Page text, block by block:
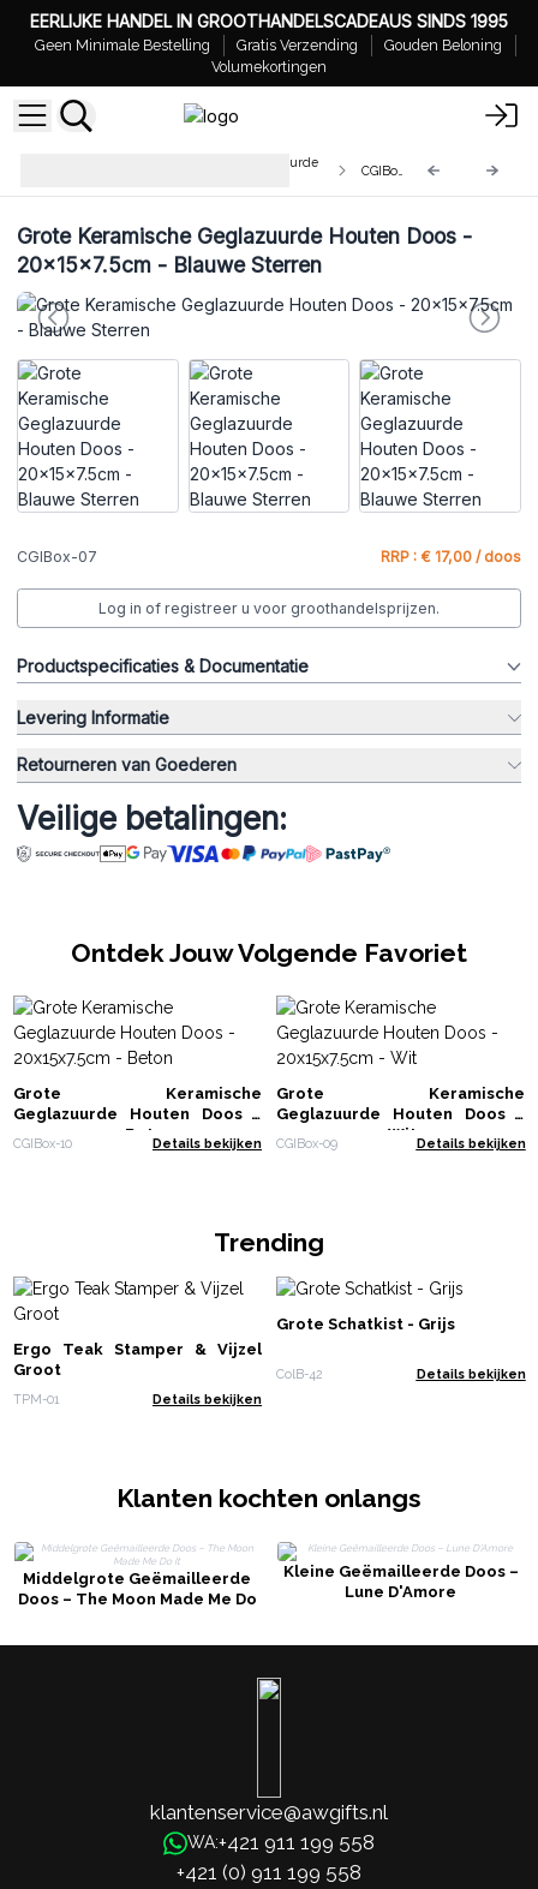
EERLIJKE HANDEL IN GROOTHANDELSCADEAUS SINDS 1995
Geen Minimale Bestelling Gratis Verzending
Gouden Beloning
Volumekortingen
Groothandel Keramische Geglazuurde
CGIBox-07
Grote Keramische Geglazuurde Houten Doos -
20x15x7.5cm - Blauwe Sterren
CGIBox-07 RRP : € 17,00 / doos
Log in of registreer u voor groothandelsprijzen.
Productspecificaties & Documentatie
Levering Informatie
Retourneren van Goederen
Veilige betalingen:
Ontdek Jouw Volgende Favoriet
Grote Keramische
Geglazuurde Houten Doos -
20x15x7.5cm - Beton
CGIBox-10 Details bekijken
Grote Keramische
Geglazuurde Houten Doos -
20x15x7.5cm - Wit
CGIBox-09 Details bekijken
Trending
Ergo Teak Stamper & Vijzel
Groot
TPM-01 Details bekijken
Grote Schatkist - Grijs
ColB-42 Details bekijken
Klanten kochten onlangs
Middelgrote Geëmailleerde
Doos – The Moon Made Me Do
Kleine Geëmailleerde Doos –
Lune D'Amore
klantenservice@awgifts.nl
WA:+421 911 199 558
+421 (0) 911 199 558